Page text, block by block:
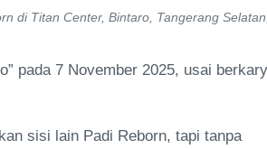
di Titan Center, Bintaro, Tangerang Selatan,
pada 7 November 2025, usai
sisi lain Padi Reborn, tapi tanpa